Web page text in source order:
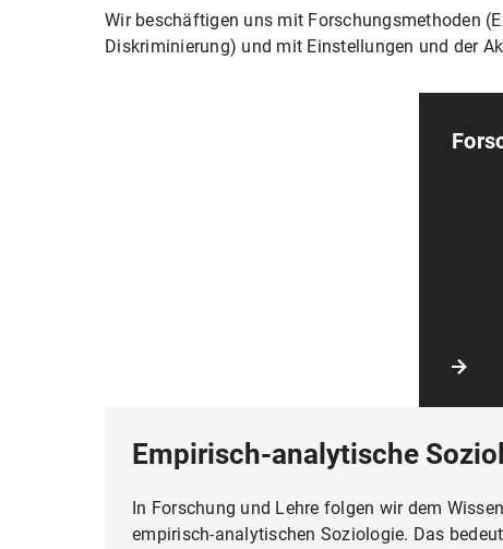
Wir beschäftigen uns mit Forschungsmethoden
Diskriminierung) und mit Einstellungen und der
Empirisch-analytische
In Forschung und Lehre folgen wir dem
empirisch-analytischen Soziologie. Das